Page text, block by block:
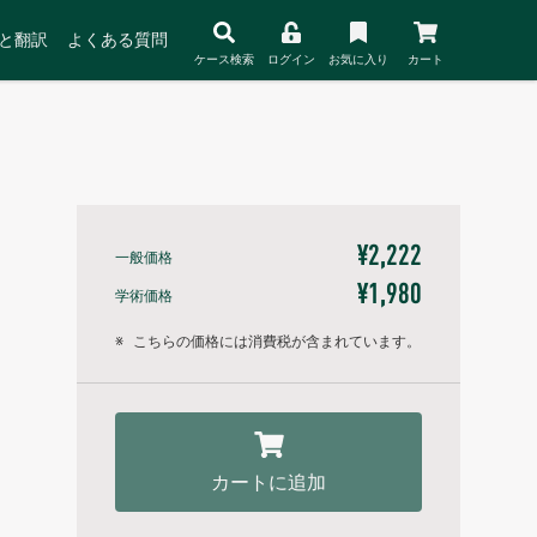
翻訳 よくある質問
ケース検索 ログイン お気に入り カート
一般価格 ¥2,222
学術価格 ¥1,980
※ こちらの価格には消費税が含まれています。
カートに追加